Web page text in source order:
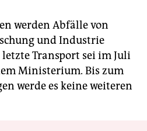
werden Abfälle von
und Industrie
Transport sei im Juli
Ministerium. Bis zum
werde es keine weiteren